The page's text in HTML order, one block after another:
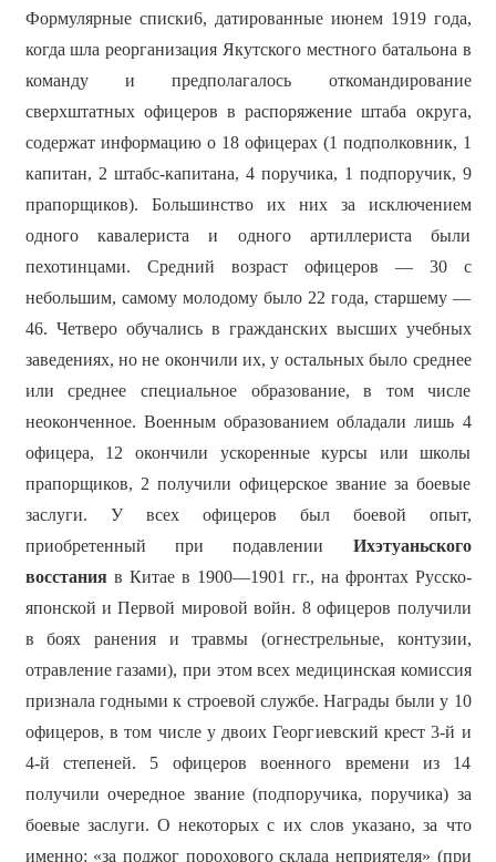
Формулярные списки6, датированные июнем 1919 года,
когда шла реорганизация Якутского местного батальона в
команду и предполагалось откомандирование
сверхштатных офицеров в распоряжение штаба округа,
содержат информацию о 18 офицерах (1 подполковник, 1
капитан, 2 штабс-капитана, 4 поручика, 1 подпоручик, 9
прапорщиков). Большинство их них за исключением
одного кавалериста и одного артиллериста были
пехотинцами. Средний возраст офицеров — 30 с
небольшим, самому молодому было 22 года, старшему —
46. Четверо обучались в гражданских высших учебных
заведениях, но не окончили их, у остальных было среднее
или среднее специальное образование, в том числе
неоконченное. Военным образованием обладали лишь 4
офицера, 12 окончили ускоренные курсы или школы
прапорщиков, 2 получили офицерское звание за боевые
заслуги. У всех офицеров был боевой опыт,
приобретенный при подавлении Ихэтуаньского
восстанияв Китае в 1900—1901 гг., на фронтах Русско-
японской и Первой мировой войн. 8 офицеров получили
в боях ранения и травмы (огнестрельные, контузии,
отравление газами), при этом всех медицинская комиссия
признала годными к строевой службе. Награды были у 10
офицеров, в том числе у двоих Георгиевский крест 3-й и
4-й степеней. 5 офицеров военного времени из 14
получили очередное звание (подпоручика, поручика) за
боевые заслуги. О некоторых с их слов указано, за что
именно: «за поджог порохового склада неприятеля» (при